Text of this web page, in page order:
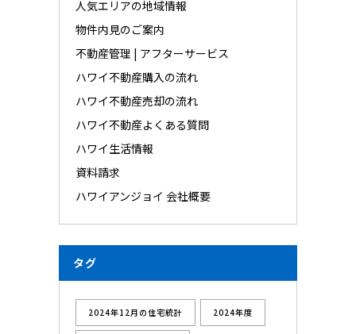
人気エリアの地域情報
物件内見のご案内
不動産管理 | アフターサービス
ハワイ不動産購入の流れ
ハワイ不動産売却の流れ
ハワイ不動産よくある質問
ハワイ生活情報
資料請求
ハワイアンジョイ 会社概要
タグ
2024年12月の住宅統計 2024年度